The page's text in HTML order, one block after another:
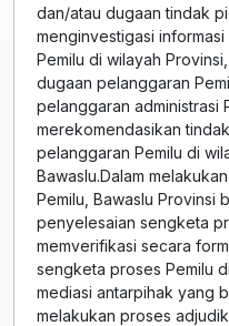
dan/atau dugaan tindak
menginvestigasi
Pemilu di wilayah
dugaan pelanggaran
pelanggaran administrasi
merekomendasikan
pelanggaran Pemilu di
Bawaslu.Dalam
Pemilu, Bawaslu Provinsi
penyelesaian sengketa
memverifikasi secara
sengketa proses Pemilu
mediasi antarpihak yang
melakukan proses